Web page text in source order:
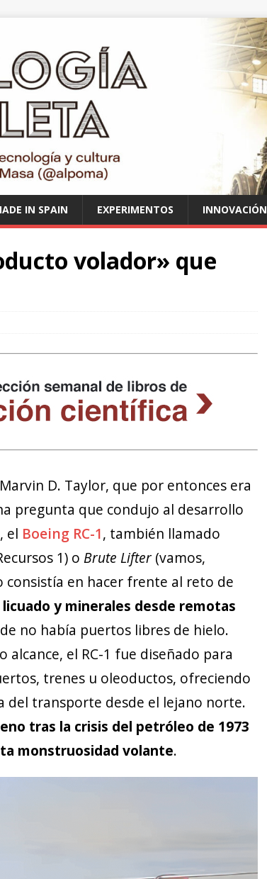
IN SPAIN EXPERIMENTOS INNOVACIÓN
volador» que
D. Taylor, que por entonces era
pregunta que condujo al desarrollo
, el Boeing RC-1, también llamado
1) o Brute Lifter (vamos,
en hacer frente al reto de
y minerales desde remotas
no había puertos libres de hielo.
el RC-1 fue diseñado para
trenes u oleoductos, ofreciendo
del transporte desde el lejano norte.
tras la crisis del petróleo de 1973
monstruosidad volante.